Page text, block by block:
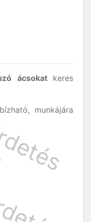
ácsokat keres
munkájára